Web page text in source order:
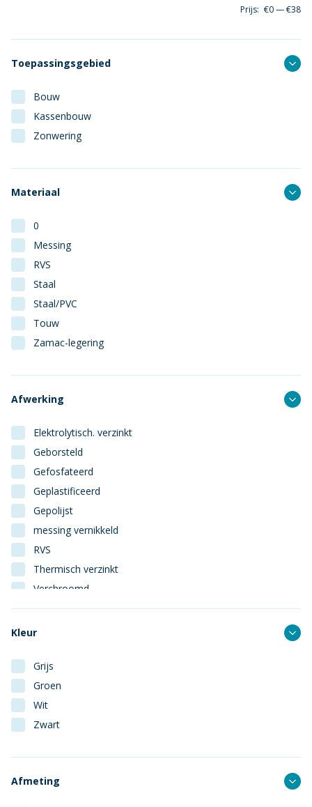
Prijs: €0—€38
Toepassingsgebied
Bouw
Kassenbouw
Zonwering
Materiaal
0
Messing
RVS
Staal
Staal/PVC
Touw
Zamac-legering
Afwerking
Elektrolytisch. verzinkt
Geborsteld
Gefosfateerd
Geplastificeerd
Gepolijst
messing vernikkeld
RVS
Thermisch verzinkt
Verchroomd
Vermessingd
Kleur
Grijs
Groen
Wit
Zwart
Afmeting